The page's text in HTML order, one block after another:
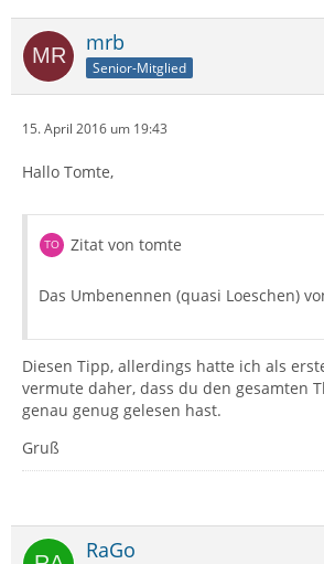
mrb
Senior-Mitglied
15. April 2016 um 19:43
Hallo Tomte,
Zitat von tomte
Das Umbenennen (quasi Loeschen)
Diesen Tipp, allerdings hatte ich als
vermute daher, dass du den gesamten
genau genug gelesen hast.
Gruß
RaGo